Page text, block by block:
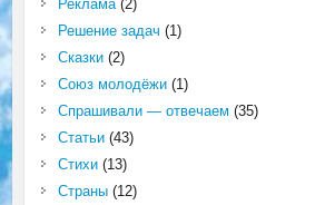
Реклама(2)
Решение задач (1)
Сказки(2)
Союз молодёжи(1)
Спрашивали — отвечаем (35)
Статьи(43)
Стихи(13)
Страны(12)